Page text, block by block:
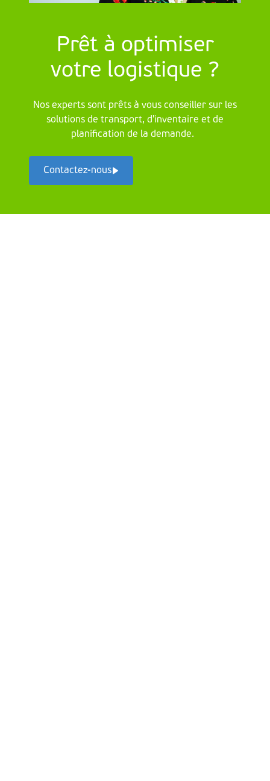
Prêt à optimiser
votre logistique ?
Nos experts sont prêts à vous conseiller sur les
solutions de transport, d'inventaire et de
planification de la demande.
Contactez-nous